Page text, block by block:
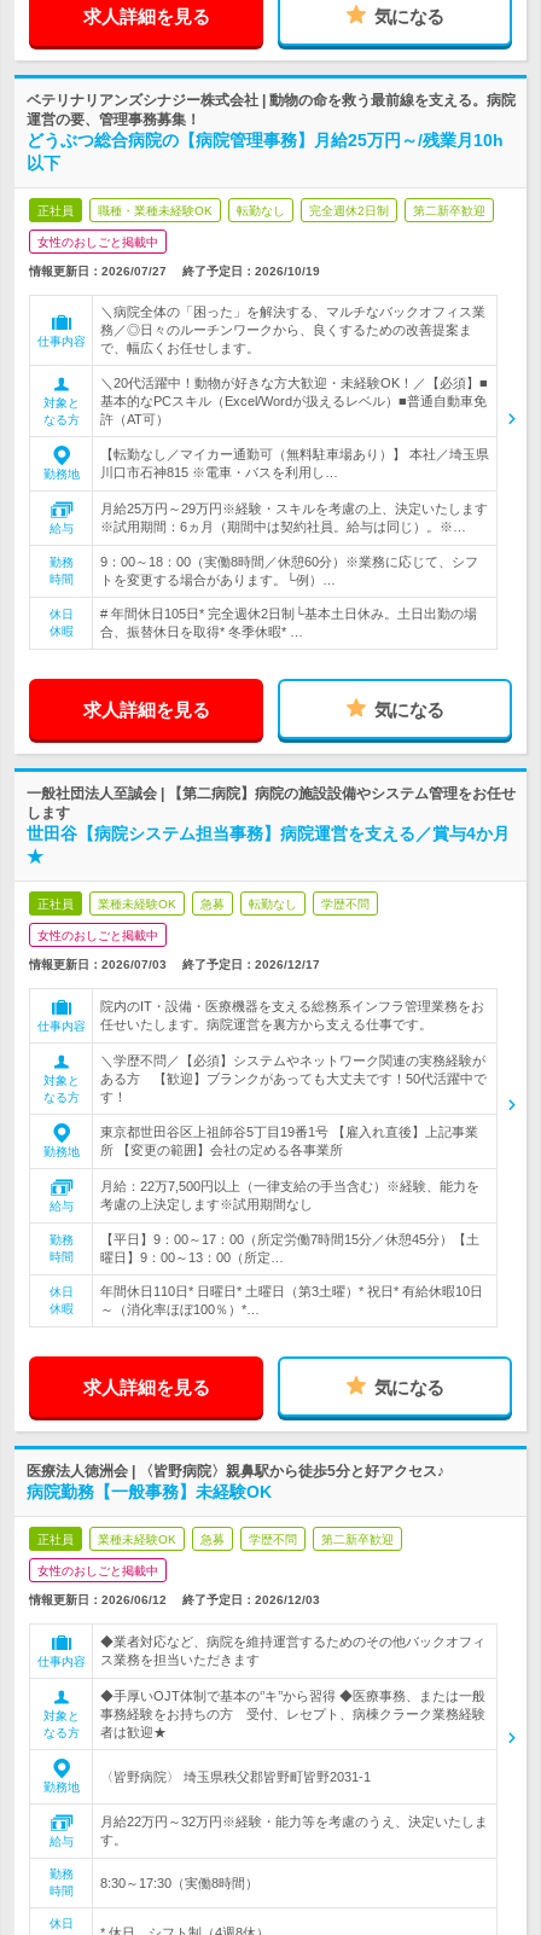
求人詳細を見る 気になる
ベテリナリアンズシナジー株式会社 | 動物の命を救う最前線を支える。病院
運営の要、管理事務募集！
どうぶつ総合病院の【病院管理事務】月給25万円～/残業月10h
以下
正社員 職種・業種未経験OK 転勤なし 完全週休2日制 第二新卒歓迎
女性のおしごと掲載中
情報更新日：2026/07/27 終了予定日： 2026/10/19
仕事内容
＼病院全体の「困った」を解決する、マルチなバックオフィス業
務／◎日々のルーチンワークから、良くするための改善提案ま
で、幅広くお任せします。
対象と
なる方
＼20代活躍中！動物が好きな方大歓迎・未経験OK！／【必須】■
基本的なPCスキル（Excel/Wordが扱えるレベル）■普通自動車免
許（AT可）
勤務地
【転勤なし／マイカー通勤可（無料駐車場あり）】 本社／埼玉県
川口市石神815 ※電車・バスを利用し…
給与
月給25万円～29万円※経験・スキルを考慮の上、決定いたします
※試用期間：6ヵ月（期間中は契約社員。給与は同じ）。※…
勤務
時間
9：00～18：00（実働8時間／休憩60分）※業務に応じて、シフ
トを変更する場合があります。└例）…
休日
休暇
# 年間休日105日* 完全週休2日制└基本土日休み。土日出勤の場
合、振替休日を取得* 冬季休暇* …
求人詳細を見る 気になる
一般社団法人至誠会 | 【第二病院】病院の施設設備やシステム管理をお任せ
します
世田谷【病院システム担当事務】病院運営を支える／賞与4か月
★
正社員 業種未経験OK 急募 転勤なし 学歴不問
女性のおしごと掲載中
情報更新日：2026/07/03 終了予定日： 2026/12/17
仕事内容
院内のIT・設備・医療機器を支える総務系インフラ管理業務をお
任せいたします。病院運営を裏方から支える仕事です。
対象と
なる方
＼学歴不問／【必須】システムやネットワーク関連の実務経験が
ある方 【歓迎】ブランクがあっても大丈夫です！50代活躍中で
す！
勤務地
東京都世田谷区上祖師谷5丁目19番1号 【雇入れ直後】上記事業
所 【変更の範囲】会社の定める各事業所
給与
月給：22万7,500円以上（一律支給の手当含む）※経験、能力を
考慮の上決定します※試用期間なし
勤務
時間
【平日】9：00～17：00（所定労働7時間15分／休憩45分）【土
曜日】9：00～13：00（所定…
休日
休暇
年間休日110日* 日曜日* 土曜日（第3土曜）* 祝日* 有給休暇10日
～（消化率ほぼ100％）*…
求人詳細を見る 気になる
医療法人徳洲会 | 〈皆野病院〉親鼻駅から徒歩5分と好アクセス♪
病院勤務【一般事務】未経験OK
正社員 業種未経験OK 急募 学歴不問 第二新卒歓迎
女性のおしごと掲載中
情報更新日：2026/06/12 終了予定日： 2026/12/03
仕事内容
◆業者対応など、病院を維持運営するためのその他バックオフィ
ス業務を担当いただきます
対象と
なる方
◆手厚いOJT体制で基本の‘’キ’’から習得 ◆医療事務、または一般
事務経験をお持ちの方 受付、レセプト、病棟クラーク業務経験
者は歓迎★
勤務地
〈皆野病院〉 埼玉県秩父郡皆野町皆野2031-1
給与
月給22万円～32万円※経験・能力等を考慮のうえ、決定いたしま
す。
勤務
時間
8:30～17:30（実働8時間）
休日
* 休日 シフト制（4週8休）